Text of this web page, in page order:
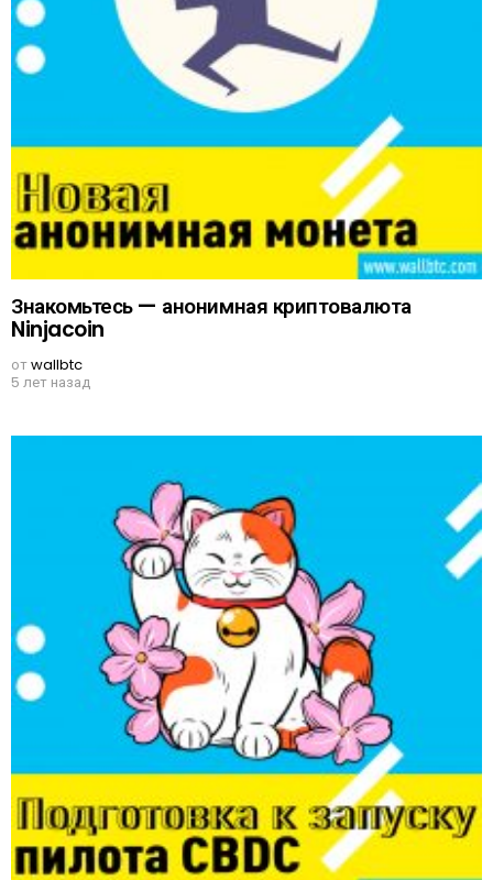
Знакомьтесь — анонимная криптовалюта
Ninjacoin
отwallbtc
5 лет назад